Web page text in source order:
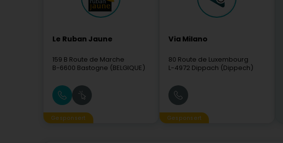
Le Ruban Jaune
159 B Route de Marche
B-6600 Bastogne (BELGIQUE)
Gesponsert
Via Milano
80 Route de Luxembourg
L-4972 Dippach (Dippech)
Gesponsert